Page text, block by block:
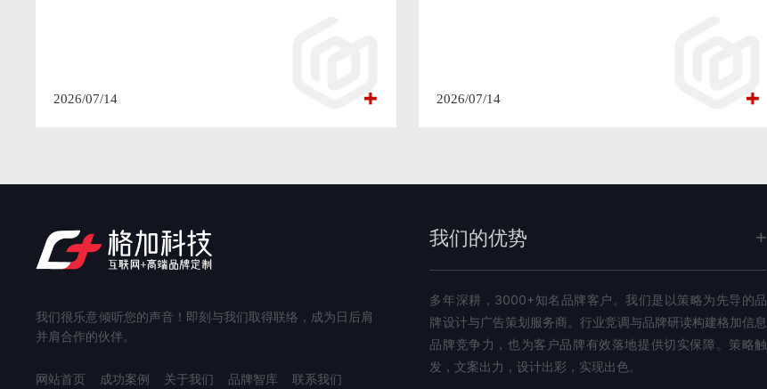
2026/07/14 2026/07/14
我们很乐意倾听您的声音！即刻与我们取得联络，成为日后肩
并肩合作的伙伴。
网站首页 成功案例 关于我们 品牌智库 联系我们
我们的优势
多年深耕，3000+知名品牌客户。我们是以策略为先导的品
牌设计与广告策划服务商。行业竞调与品牌研读构建格加信息
品牌竞争力，也为客户品牌有效落地提供切实保障。策略触
发，文案出力，设计出彩，实现出色。